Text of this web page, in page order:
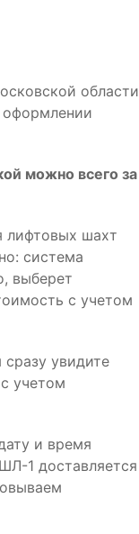
области
оформлении
можно всего за
лифтовых шахт
система
выберет
с учетом
сразу увидите
учетом
и время
1 доставляется